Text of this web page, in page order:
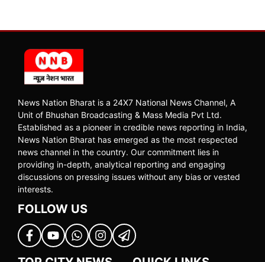
News Nation Bharat is a 24X7 National News Channel, A
Unit of Bhushan Broadcasting & Mass Media Pvt Ltd.
Established as a pioneer in credible news reporting in India,
News Nation Bharat has emerged as the most respected
news channel in the country. Our commitment lies in
providing in-depth, analytical reporting and engaging
discussions on pressing issues without any bias or vested
interests.
FOLLOW US